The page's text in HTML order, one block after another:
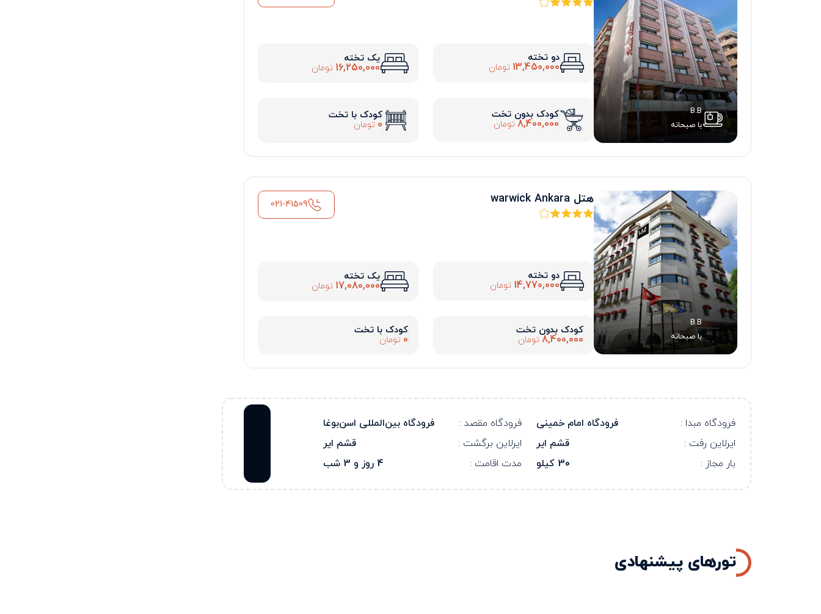
B.B
با صبحانه
دو تخته
13,450,000 تومان
یک تخته
16,250,000 تومان
کودک بدون تخت
8,400,000 تومان
کودک با تخت
0 تومان
B.B
با صبحانه
هتل warwick Ankara 021-41509
دو تخته
14,770,000 تومان
یک تخته
17,080,000 تومان
کودک بدون تخت
8,400,000 تومان
کودک با تخت
0 تومان
فرودگاه مبدا : فرودگاه امام خمینی فرودگاه مقصد :
فرودگاه بین‌المللی اسن‌بوغا
ایرلاین رفت :
قشم ایر ایرلاین برگشت :
قشم ایر
بار مجاز :
30 کیلو مدت اقامت : 4 روز و 3 شب
تورهای پیشنهادی